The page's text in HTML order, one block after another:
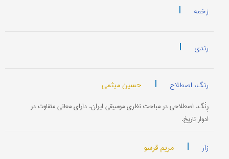
زخمه |
رندی |
رنگ، اصطلاح | حسین میثمی
رِنْگ، اصطلاحی در مباحث نظری موسیقی ایران، دارای معانی متفاوت در
ادوار تاریخ.
زار | مریم قرسو